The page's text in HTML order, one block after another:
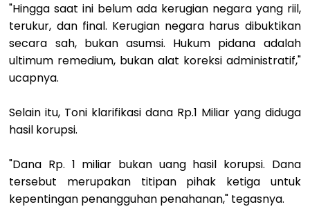
"Hingga saat ini belum ada kerugian negara yang riil,
terukur, dan final. Kerugian negara harus dibuktikan
secara sah, bukan asumsi. Hukum pidana adalah
ultimum remedium, bukan alat koreksi administratif,"
ucapnya.
Selain itu, Toni klarifikasi dana Rp.1 Miliar yang diduga
hasil korupsi.
"Dana Rp. 1 miliar bukan uang hasil korupsi. Dana
tersebut merupakan titipan pihak ketiga untuk
kepentingan penangguhan penahanan," tegasnya.